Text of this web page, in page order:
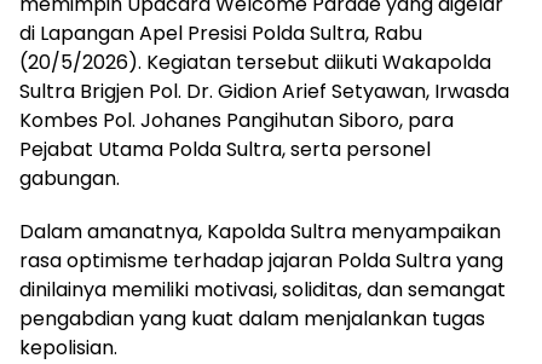
di Lapangan Apel Presisi Polda Sultra, Rabu
(20/5/2026). Kegiatan tersebut diikuti Wakapolda
Sultra Brigjen Pol. Dr. Gidion Arief Setyawan, Irwasda
Kombes Pol. Johanes Pangihutan Siboro, para
Pejabat Utama Polda Sultra, serta personel
gabungan.
Dalam amanatnya, Kapolda Sultra menyampaikan
rasa optimisme terhadap jajaran Polda Sultra yang
dinilainya memiliki motivasi, soliditas, dan semangat
pengabdian yang kuat dalam menjalankan tugas
kepolisian.